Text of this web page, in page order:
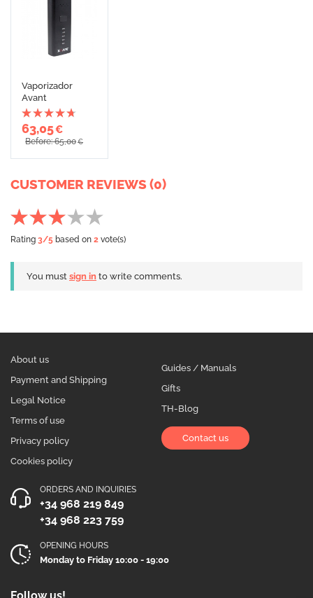
Vaporizador
Avant
63,05€
Before: 65,00€
CUSTOMER REVIEWS (0)
Rating 3/5 based on 2 vote(s)
You must sign in to write comments.
About us
Payment and Shipping
Legal Notice
Terms of use
Privacy policy
Cookies policy
Guides / Manuals
Gifts
TH-Blog
Contact us
ORDERS AND INQUIRIES
+34 968 219 849
+34 968 223 759
OPENING HOURS
Monday to Friday 10:00 - 19:00